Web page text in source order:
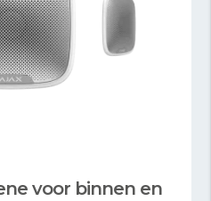
voor binnen en